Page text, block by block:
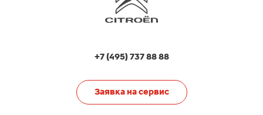
+7 (495) 737 88 88
Заявка на сервис